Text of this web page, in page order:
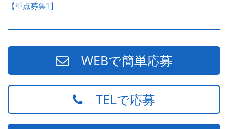
【重点募集1】
WEBで簡単応募
TELで応募